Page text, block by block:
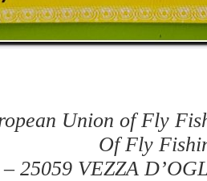
Union of Fly
Of Fly
25059 VEZZA